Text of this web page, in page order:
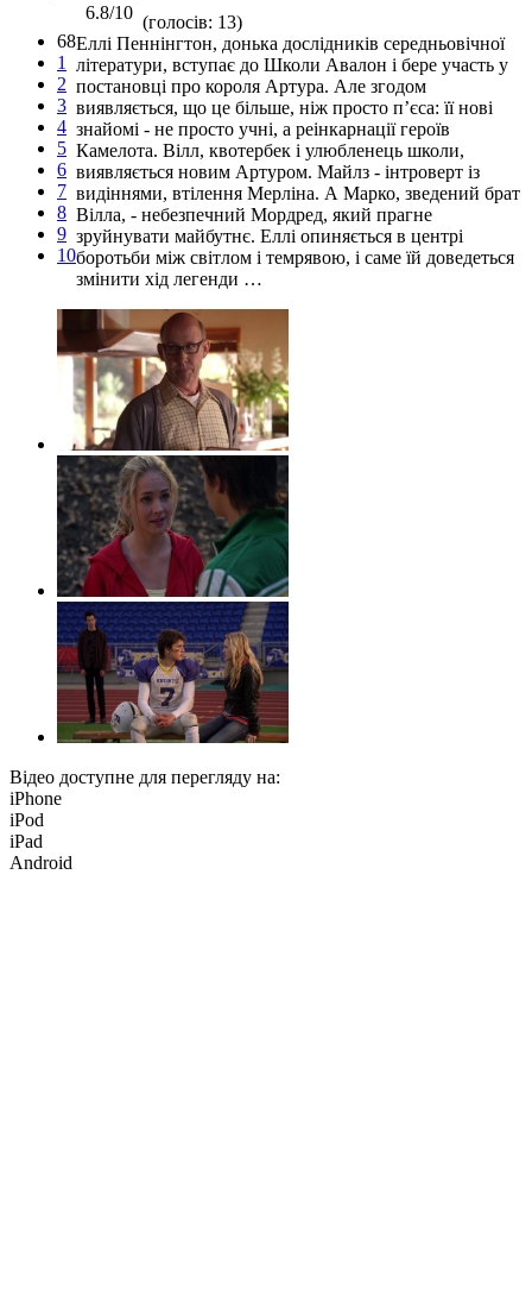
68
1
2
3
4
5
6
7
8
9
10
6.8/10 (голосів: 13)
Еллі Пеннінгтон, донька дослідників середньовічної
літератури, вступає до Школи Авалон і бере участь у
постановці про короля Артура. Але згодом
виявляється, що це більше, ніж просто п’єса: її нові
знайомі - не просто учні, а реінкарнації героїв
Камелота. Вілл, квотербек і улюбленець школи,
виявляється новим Артуром. Майлз - інтроверт із
видіннями, втілення Мерліна. А Марко, зведений брат
Вілла, - небезпечний Мордред, який прагне
зруйнувати майбутнє. Еллі опиняється в центрі
боротьби між світлом і темрявою, і саме їй доведеться
змінити хід легенди …
Відео доступне для перегляду на:
iPhone
iPod
iPad
Android